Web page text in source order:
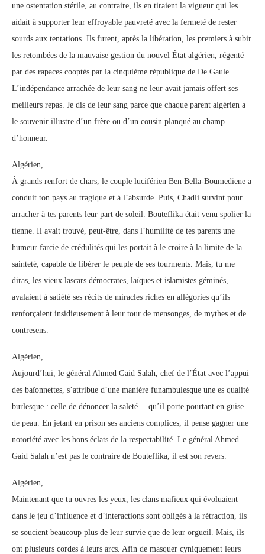
une ostentation stérile, au contraire, ils en tiraient la vigueur qui les
aidait à supporter leur effroyable pauvreté avec la fermeté de rester
sourds aux tentations. Ils furent, après la libération, les premiers à subir
les retombées de la mauvaise gestion du nouvel État algérien, régenté
par des rapaces cooptés par la cinquième république de De Gaule.
L’indépendance arrachée de leur sang ne leur avait jamais offert ses
meilleurs repas. Je dis de leur sang parce que chaque parent algérien a
le souvenir illustre d’un frère ou d’un cousin planqué au champ
d’honneur.
Algérien,
À grands renfort de chars, le couple luciférien Ben Bella-Boumediene a
conduit ton pays au tragique et à l’absurde. Puis, Chadli survint pour
arracher à tes parents leur part de soleil. Bouteflika était venu spolier la
tienne. Il avait trouvé, peut-être, dans l’humilité de tes parents une
humeur farcie de crédulités qui les portait à le croire à la limite de la
sainteté, capable de libérer le peuple de ses tourments. Mais, tu me
diras, les vieux lascars démocrates, laïques et islamistes géminés,
avalaient à satiété ses récits de miracles riches en allégories qu’ils
renforçaient insidieusement à leur tour de mensonges, de mythes et de
contresens.
Algérien,
Aujourd’hui, le général Ahmed Gaid Salah, chef de l’État avec l’appui
des baïonnettes, s’attribue d’une manière funambulesque une es qualité
burlesque : celle de dénoncer la saleté… qu’il porte pourtant en guise
de peau. En jetant en prison ses anciens complices, il pense gagner une
notoriété avec les bons éclats de la respectabilité. Le général Ahmed
Gaid Salah n’est pas le contraire de Bouteflika, il est son revers.
Algérien,
Maintenant que tu ouvres les yeux, les clans mafieux qui évoluaient
dans le jeu d’influence et d’interactions sont obligés à la rétraction, ils
se soucient beaucoup plus de leur survie que de leur orgueil. Mais, ils
ont plusieurs cordes à leurs arcs. Afin de masquer cyniquement leurs